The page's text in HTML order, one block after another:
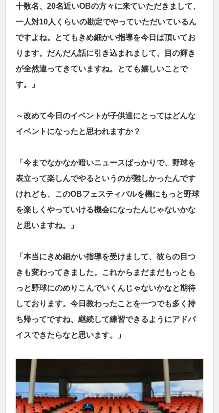
十数名、20名近いOBの方々に来ていただきまして、
一人対10人くらいの勘定でやっていただいているん
ですよね。とてもきめ細かい指導を今日は頂いてお
ります。だんだん話に引き込まれまして、目の輝き
が全然違ってきていますね。とても嬉しいことで
す。」
～改めて今日のイベントが子供達にとってはどんな
イベントになったと思われますか？
「今までなかなか暗いニュースばっかりで、野球を
表立って楽しんでやるというのが難しかったんです
けれども、このOBフェスティバルを機にもっと野球
を楽しくやっていける機会になったんじゃないかな
と思いますね。」
「本当にきめ細かい指導を受けまして、彼らの目つ
きも変わってきました。これからまだまだもっとも
っと野球にのめりこんでいくんじゃないかなと期待
しております。今日教わったことを一つでも多く持
ち帰ってですね、継続して練習できるようにアドバ
イスできたらなと思います。」